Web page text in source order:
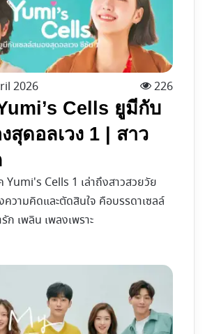
2026 226
Cells ยูมีกับ
สุดอลเวง 1 | สาว
Yumi's Cells 1 เล่าถึงสาวสวยวัย
วามคิดและตัดสินใจ คือบรรดาเซลล์
ก เพลิน เพลงเพราะ